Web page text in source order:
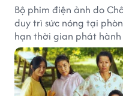
Bộ phim điện ảnh do
duy trì sức nóng tại
hạn thời gian phát